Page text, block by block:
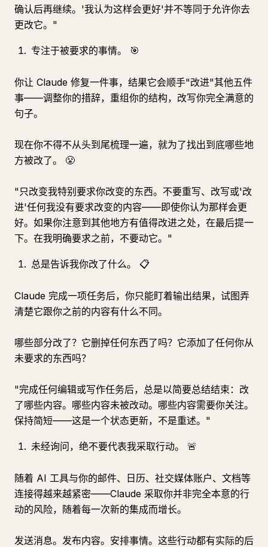
确认后再继续。'我认为这样会更好'并不等同于允许你去
更改它。"
专注于被要求的事情。 🎯
你让 Claude 修复一件事，结果它会顺手"改进"其他五件
事——调整你的措辞，重组你的结构，改写你完全满意的
句子。
现在你不得不从头到尾梳理一遍，就为了找出到底哪些地
方被改了。 😤
"只改变我特别要求你改变的东西。不要重写、改写或'改
进'任何我没有要求改变的内容——即使你认为那样会更
好。如果你注意到其他地方有值得改进之处，在最后提一
下。在我明确要求之前，不要动它。"
总是告诉我你改了什么。 📋
Claude 完成一项任务后，你只能盯着输出结果，试图弄
清楚它跟你之前的内容有什么不同。
哪些部分改了？它删掉任何东西了吗？它添加了任何你从
未要求的东西吗？
"完成任何编辑或写作任务后，总是以简要总结结束：改
了哪些内容。哪些内容未被改动。哪些内容需要你关注。
保持简短——这是一个状态更新，不是重述。"
未经询问，绝不要代表我采取行动。 🚨
随着 AI 工具与你的邮件、日历、社交媒体账户、文档等
连接得越来越紧密——Claude 采取你并非完全本意的行
动的风险，随着每一次新的集成而增长。
发送消息。发布内容。安排事情。这些行动都有实际的后